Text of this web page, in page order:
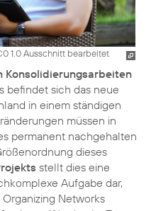
1.0 Ausschnitt bearbeitet
Konsolidierungsarbeiten
befindet sich das neue
in einem ständigen
müssen in
permanent nachgehalten
dieses
stellt dies eine
Aufgabe dar,
Networks